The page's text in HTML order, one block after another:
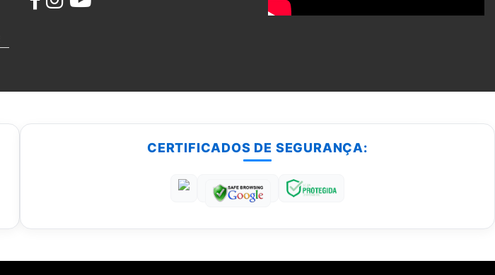
CERTIFICADOS DE SEGURANÇA: